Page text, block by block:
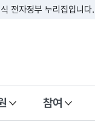
전자정부 누리집입니다.
참여